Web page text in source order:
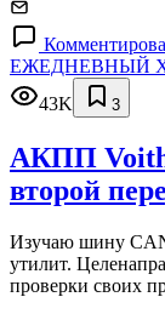
ЕЖЕДНЕВНЫЙ
43K
3
АКПП
второй
Изучаю шину
утилит.
проверки своих